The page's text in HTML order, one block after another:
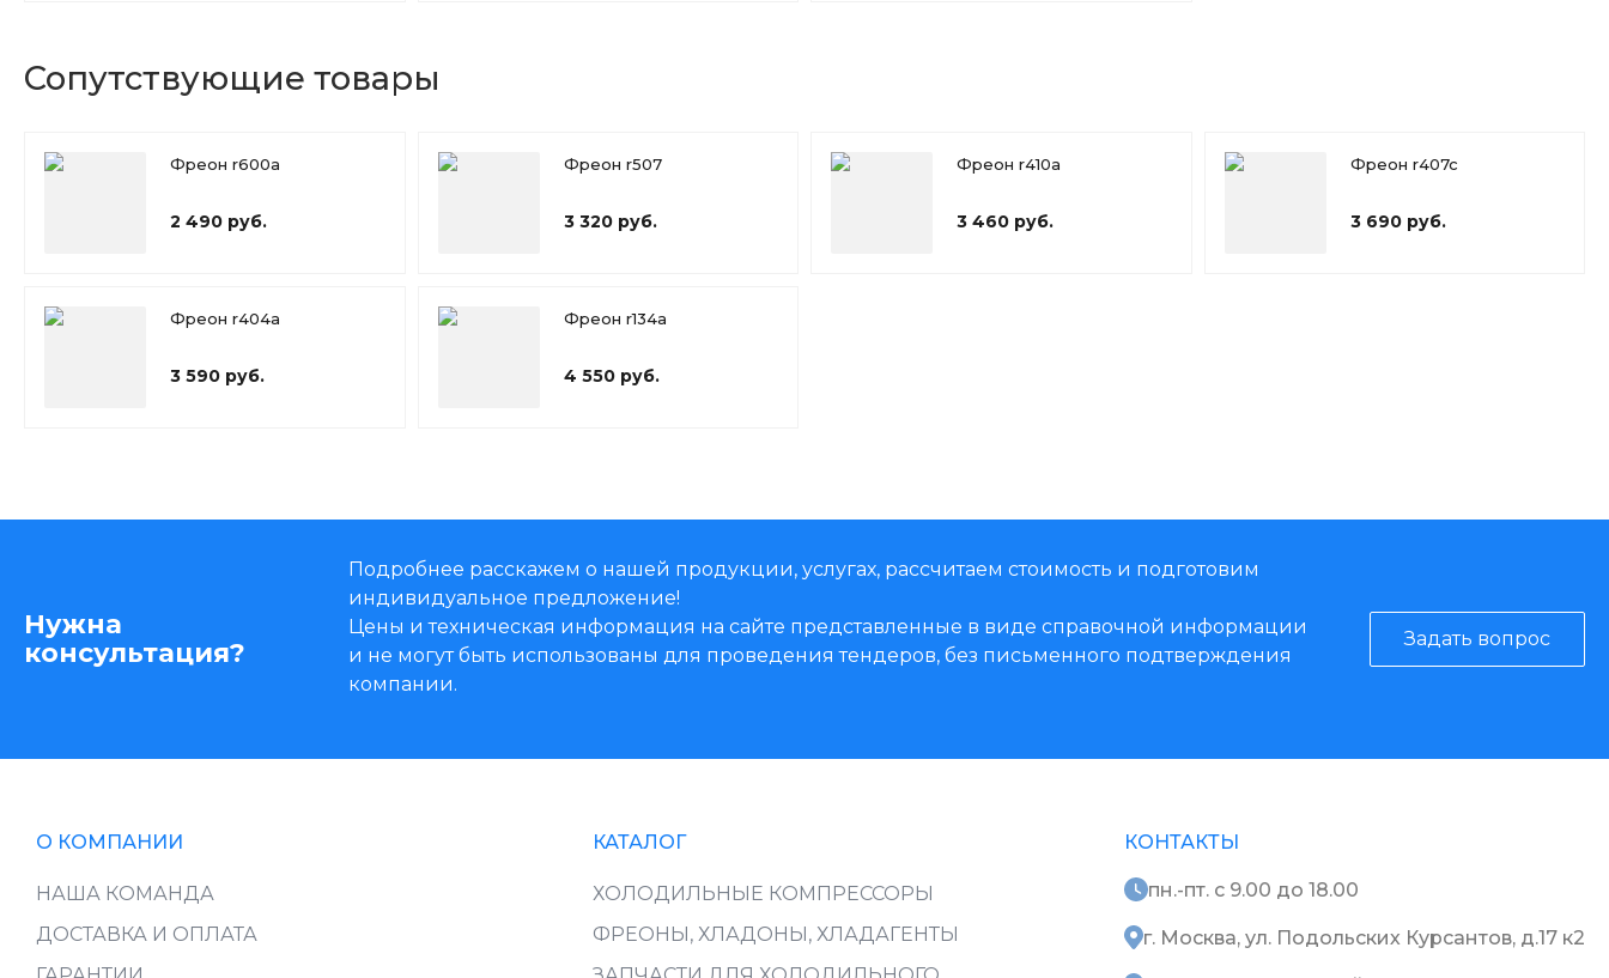
Сопутствующие товары
Фреон r600a
2 490 руб.
Фреон r507
3 320 руб.
Фреон r410a
3 460 руб.
Фреон r407c
3 690 руб.
Фреон r404a
3 590 руб.
Фреон r134a
4 550 руб.
Нужна
консультация?
Подробнее расскажем о нашей продукции, услугах, рассчитаем стоимость и подготовим
индивидуальное предложение!
Цены и техническая информация на сайте представленные в виде справочной информации
и не могут быть использованы для проведения тендеров, без письменного подтверждения
компании.
Задать вопрос
О КОМПАНИИ
НАША КОМАНДА
ДОСТАВКА И ОПЛАТА
КАТАЛОГ
ХОЛОДИЛЬНЫЕ КОМПРЕССОРЫ
ФРЕОНЫ, ХЛАДОНЫ, ХЛАДАГЕНТЫ
КОНТАКТЫ
пн.-пт. с 9.00 до 18.00
г. Москва, ул. Подольских Курсантов, д.17 к2